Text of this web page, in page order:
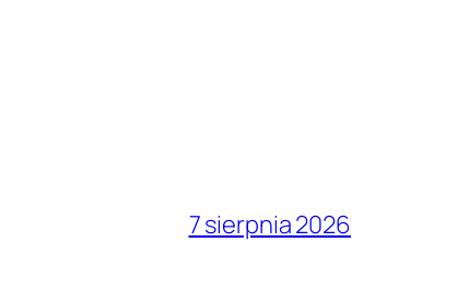
7 sierpnia 2026